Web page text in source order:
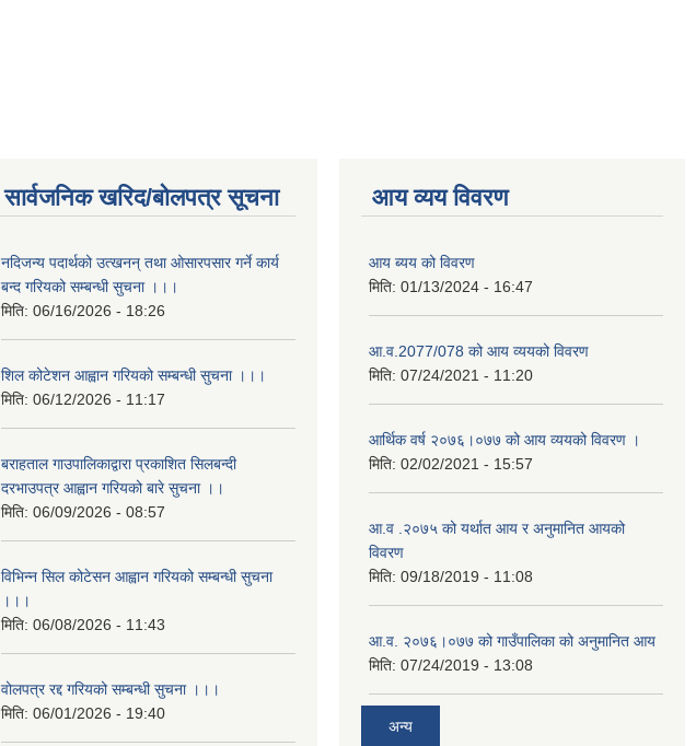
सार्वजनिक खरिद/बोलपत्र सूचना
नदिजन्य पदार्थको उत्खनन् तथा ओसारपसार गर्ने कार्य
बन्द गरियको सम्बन्धी सुचना ।।।
मिति: 06/16/2026 - 18:26
शिल कोटेशन आह्वान गरियको सम्बन्धी सुचना ।।।
मिति: 06/12/2026 - 11:17
बराहताल गाउपालिकाद्वारा प्रकाशित सिलबन्दी
दरभाउपत्र आह्वान गरियको बारे सुचना ।।
मिति: 06/09/2026 - 08:57
विभिन्न सिल कोटेसन आह्वान गरियको सम्बन्धी सुचना
।।।
मिति: 06/08/2026 - 11:43
वोलपत्र रद्द गरियको सम्बन्धी सुचना ।।।
मिति: 06/01/2026 - 19:40
आय व्यय विवरण
आय ब्यय को विवरण
मिति: 01/13/2024 - 16:47
आ.व.2077/078 को आय व्ययको विवरण
मिति: 07/24/2021 - 11:20
आर्थिक वर्ष २०७६।०७७ को आय व्ययको विवरण ।
मिति: 02/02/2021 - 15:57
आ.व .२०७५ को यर्थात आय र अनुमानित आयको
विवरण
मिति: 09/18/2019 - 11:08
आ.व. २०७६।०७७ को गाउँपालिका को अनुमानित आय
मिति: 07/24/2019 - 13:08
अन्य